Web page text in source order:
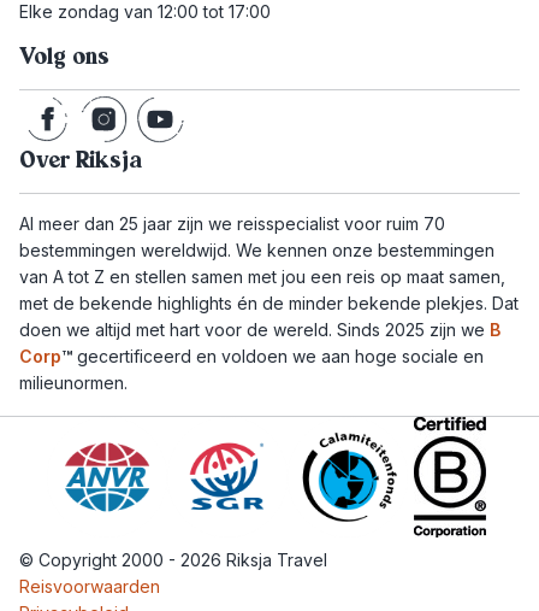
Elke zondag van 12:00 tot 17:00
Volg ons
Over Riksja
Al meer dan 25 jaar zijn we reisspecialist voor ruim 70
bestemmingen wereldwijd. We kennen onze bestemmingen
van A tot Z en stellen samen met jou een reis op maat samen,
met de bekende highlights én de minder bekende plekjes. Dat
doen we altijd met hart voor de wereld. Sinds 2025 zijn we B
Corp™ gecertificeerd en voldoen we aan hoge sociale en
milieunormen.
© Copyright 2000 - 2026 Riksja Travel
Reisvoorwaarden